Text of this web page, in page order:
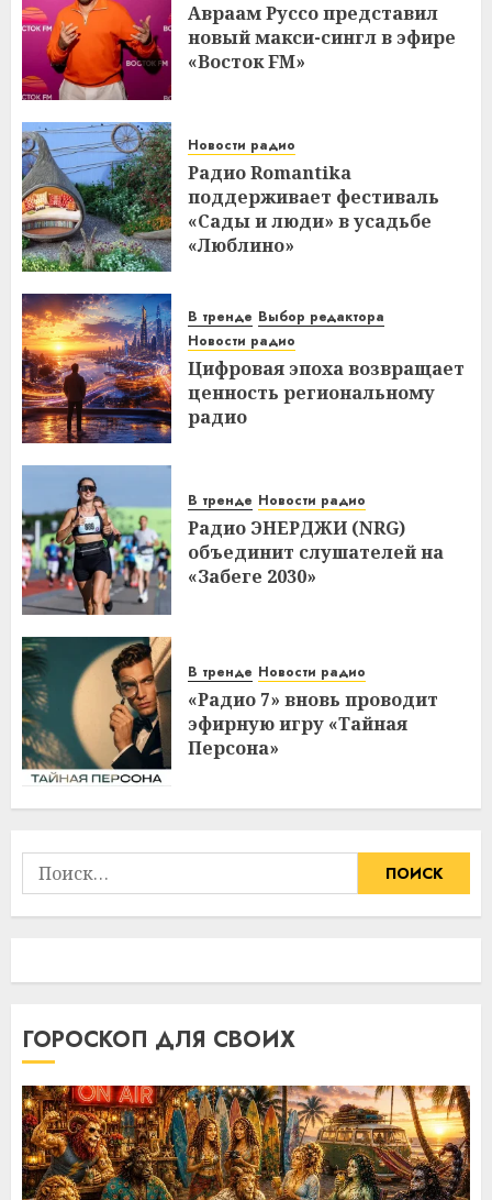
Авраам Руссо представил
новый макси-сингл в эфире
«Восток FM»
Новости радио
Радио Romantika
поддерживает фестиваль
«Сады и люди» в усадьбе
«Люблино»
В тренде Выбор редактора
Новости радио
Цифровая эпоха возвращает
ценность региональному
радио
В тренде Новости радио
Радио ЭНЕРДЖИ (NRG)
объединит слушателей на
«Забеге 2030»
В тренде Новости радио
«Радио 7» вновь проводит
эфирную игру «Тайная
Персона»
Найти:
ГОРОСКОП ДЛЯ СВОИХ